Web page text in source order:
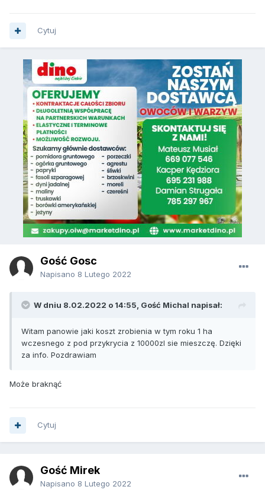
Cytuj
Gość Gosc
Napisano 8 Lutego 2022
W dniu 8.02.2022 o 14:55, Gość Michal napisał:
Witam panowie jaki koszt zrobienia w tym roku 1 ha
wczesnego z pod przykrycia z 10000zl sie mieszczę. Dzięki
za info. Pozdrawiam
Może braknąć
Cytuj
Gość Mirek
Napisano 8 Lutego 2022